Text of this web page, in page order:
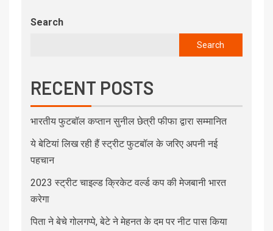
Search
Search
RECENT POSTS
भारतीय फुटबॉल कप्तान सुनील छेत्री फीफा द्वारा सम्मानित
ये बेटियां लिख रही हैं स्ट्रीट फुटबॉल के जरिए अपनी नई
पहचान
2023 स्ट्रीट चाइल्ड क्रिकेट वर्ल्ड कप की मेजबानी भारत
करेगा
पिता ने बेचे गोलगप्पे, बेटे ने मेहनत के दम पर नीट पास किया